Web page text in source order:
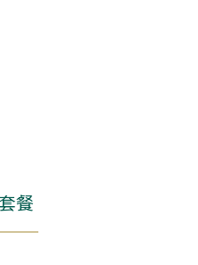
餐